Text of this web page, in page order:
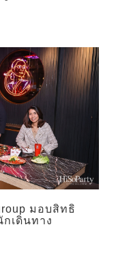
มอบสิทธิ
เดินทาง